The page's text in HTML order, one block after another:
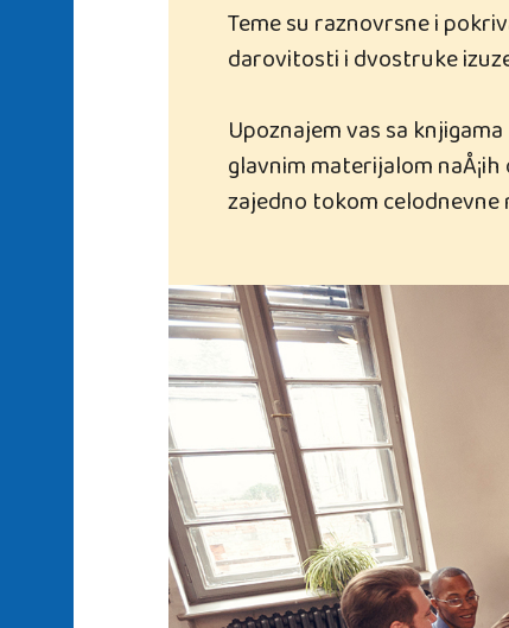
Teme su raznovrsne i
darovitosti i dvostruke
Upoznajem vas sa
glavnim materijalom
zajedno tokom celodnevne